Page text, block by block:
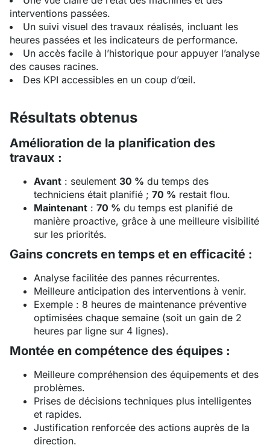
interventions passées.
Un suivi visuel des travaux réalisés, incluant les
heures passées et les indicateurs de performance.
Un accès facile à l’historique pour appuyer l’analyse
des causes racines.
Des KPI accessibles en un coup d’œil.
Résultats obtenus
Amélioration de la planification des
travaux :
Avant : seulement 30 % du temps des
techniciens était planifié ; 70 % restait flou.
Maintenant : 70 % du temps est planifié de
manière proactive, grâce à une meilleure visibilité
sur les priorités.
Gains concrets en temps et en efficacité :
Analyse facilitée des pannes récurrentes.
Meilleure anticipation des interventions à venir.
Exemple : 8 heures de maintenance préventive
optimisées chaque semaine (soit un gain de 2
heures par ligne sur 4 lignes).
Montée en compétence des équipes :
Meilleure compréhension des équipements et des
problèmes.
Prises de décisions techniques plus intelligentes
et rapides.
Justification renforcée des actions auprès de la
direction.